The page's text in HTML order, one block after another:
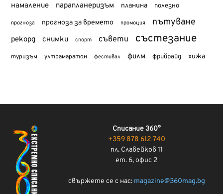
намаление парапланеризъм планина полезно
прогноза прогноза за времето промоция пътуване
рекорд снимки спорт съвети състезание
туризъм ултрамаратон фестивал филм фрийрайд хижа
Списание 360°
+359 878 612 740
пл. Славейков 11
ет. 6, офис 2
свържете се с нас: magazine@360mag.bg